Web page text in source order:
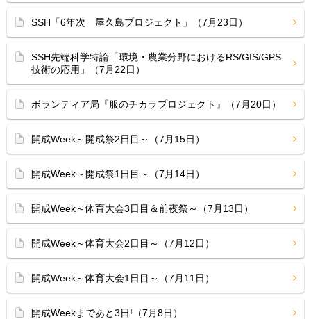
SSH「6年次 屋久島プロジェクト」（7月23日）
SSH先端科学特論「環境・農業分野におけるRS/GIS/GPS
技術の応用」（7月22日）
ボランティア局『服のチカラプロジェクト』（7月20日）
開成Week～開成祭2日目～（7月15日）
開成Week～開成祭1日目～（7月14日）
開成Week～体育大会3日目＆前夜祭～（7月13日）
開成Week～体育大会2日目～（7月12日）
開成Week～体育大会1日目～（7月11日）
開成Weekまであと3日!（7月8日）